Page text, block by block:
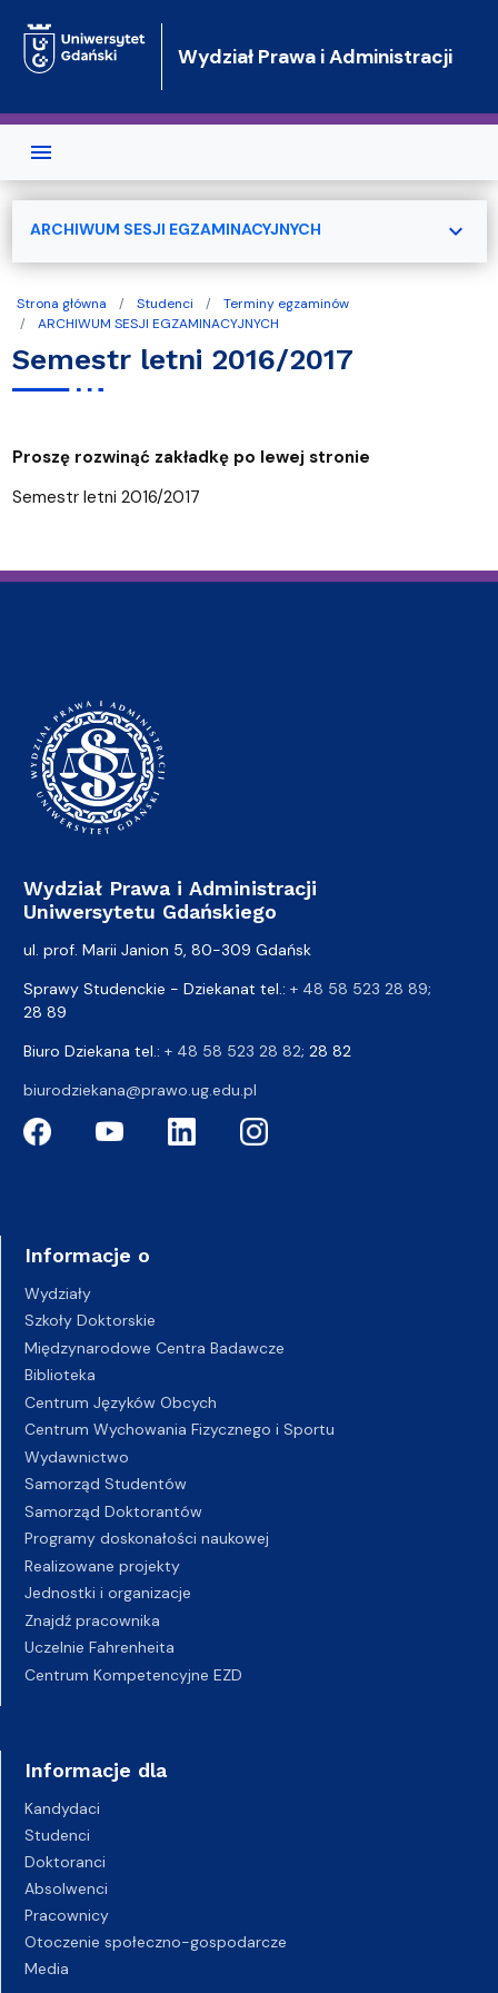
Wydział Prawa i Administracji
Strona główna Studenci
Terminy egzaminów
ARCHIWUM SESJI EGZAMINACYJNYCH
Semestr letni 2016/2017
Proszę rozwinąć zakładkę po lewej stronie
Semestr letni 2016/2017
ARCHIWUM SESJI EGZAMINACYJNYCH expand_more
Wydział Prawa i Administracji
Uniwersytetu Gdańskiego
ul. prof. Marii Janion 5, 80-309 Gdańsk
Sprawy Studenckie - Dziekanat tel.: + 48 58 523 28 89;
28 89
Biuro Dziekana tel.: + 48 58 523 28 82; 28 82
biurodziekana@prawo.ug.edu.pl
Informacje o
Wydziały
Szkoły Doktorskie
Międzynarodowe Centra Badawcze
Biblioteka
Centrum Języków Obcych
Centrum Wychowania Fizycznego i Sportu
Wydawnictwo
Samorząd Studentów
Samorząd Doktorantów
Programy doskonałości naukowej
Realizowane projekty
Jednostki i organizacje
Znajdź pracownika
Uczelnie Fahrenheita
Centrum Kompetencyjne EZD
Informacje dla
Kandydaci
Studenci
Doktoranci
Absolwenci
Pracownicy
Otoczenie społeczno-gospodarcze
Media